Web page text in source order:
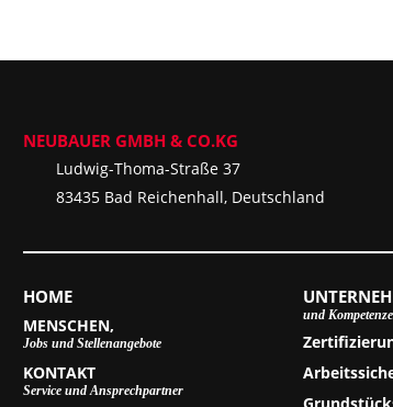
NEUBAUER GMBH & CO.KG
Ludwig-Thoma-Straße 37
83435 Bad Reichenhall, Deutschland
HOME
MENSCHEN,
Jobs und Stellenangebote
KONTAKT
Service und Ansprechpartner
und